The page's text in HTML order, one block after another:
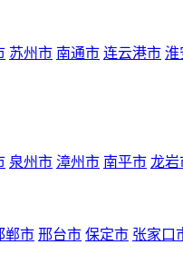
苏州市 南通市 连云港市 淮
泉州市 漳州市 南平市 龙岩
郸市 邢台市 保定市 张家口